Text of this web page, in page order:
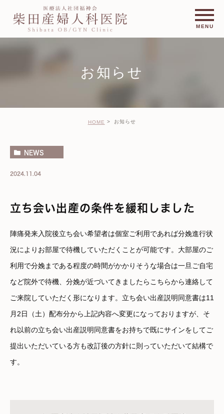
お知らせ
HOME お知らせ
NEWS
2024.11.04
立ち会い出産の条件を緩和しました
陣痛発来入院後立ち会い希望者は個室ご利用であれば分娩進行状
況によりお部屋で待機していただくことが可能です。大部屋のご
利用で分娩まである程度の時間がかかりそうな場合は一旦ご自宅
など院外で待機、分娩が近づいてきましたらこちらから連絡して
ご来院していただく形になります。立ち会い出産説明同意書は11
月2日（土）配布分から上記内容へ変更になっておりますが、そ
れ以前の立ち会い出産説明同意書をお持ちで既にサインをしてご
提出いただいている方も改訂後の方針に則っていただいて結構で
す。